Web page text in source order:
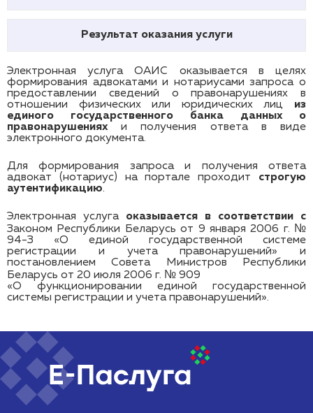
Результат оказания услуги
Электронная услуга ОАИС оказывается в целях
формирования адвокатами и нотариусами запроса о
предоставлении сведений о правонарушениях в
отношении физических или юридических лиц из
единого государственного банка данных о
правонарушенияхи получения ответа в виде
электронного документа.
Для формирования запроса и получения ответа
адвокат (нотариус) на портале проходит строгую
аутентификацию.
Электронная услуга оказывается в соответствии с
Законом Республики Беларусь от 9 января 2006 г. №
94-З «О единой государственной системе
регистрации и учета правонарушений» и
постановлением Совета Министров Республики
Беларусь от 20 июля 2006 г. № 909
«О функционировании единой государственной
системы регистрации и учета правонарушений».